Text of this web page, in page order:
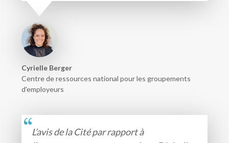
Cyrielle Berger
Centre de ressources national pour les groupements
d'employeurs
L’avis de la Cité par rapport à